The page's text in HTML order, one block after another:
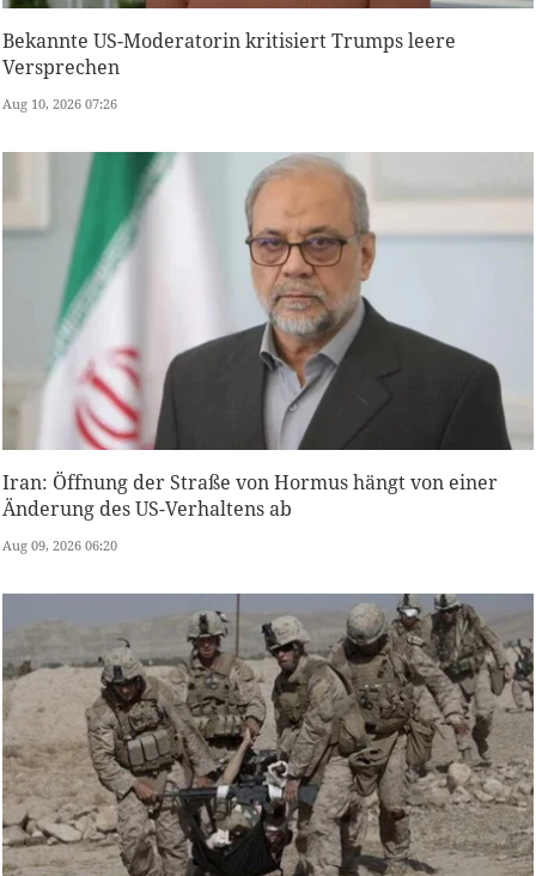
Bekannte US-Moderatorin kritisiert Trumps leere
Versprechen
Aug 10, 2026 07:26
Iran: Öffnung der Straße von Hormus hängt von einer
Änderung des US-Verhaltens ab
Aug 09, 2026 06:20